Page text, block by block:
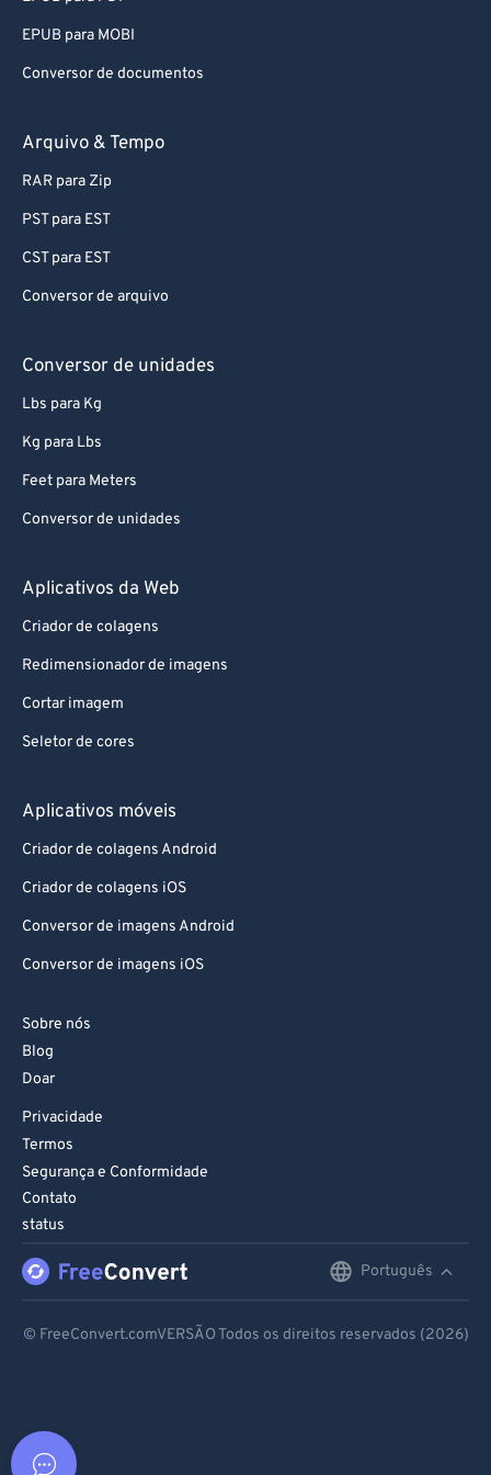
EPUB para MOBI
Conversor de documentos
Arquivo & Tempo
RAR para Zip
PST para EST
CST para EST
Conversor de arquivo
Conversor de unidades
Lbs para Kg
Kg para Lbs
Feet para Meters
Conversor de unidades
Aplicativos da Web
Criador de colagens
Redimensionador de imagens
Cortar imagem
Seletor de cores
Aplicativos móveis
Criador de colagens Android
Criador de colagens iOS
Conversor de imagens Android
Conversor de imagens iOS
Sobre nós
Blog
Doar
Privacidade
Termos
Segurança e Conformidade
Contato
status
Português
© FreeConvert.comVERSÃO Todos os direitos reservados (2026)